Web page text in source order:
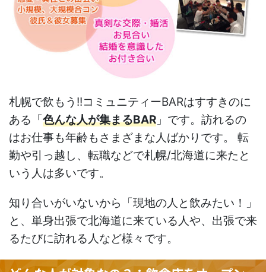
札幌で飲もう!!コミュニティーBARはすすきのに
ある「色んな人が集まるBAR 」です。訪れるの
はお仕事も年齢もさまざまな人ばかりです。 転
勤や引っ越し、転職などで札幌/北海道に来たと
いう人は多いです。
知り合いがいないから「現地の人と飲みたい！」
と、単身出張で北海道に来ている人や、出張で来
るたびに訪れる人など様々です。